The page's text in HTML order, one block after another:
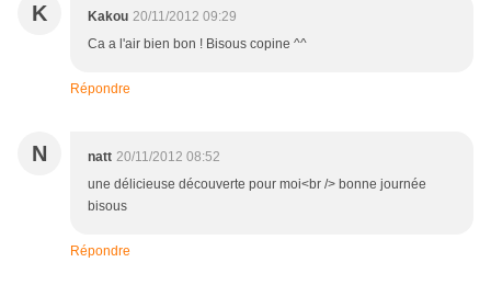
K Kakou 20/11/2012 09:29
Ca a l'air bien bon ! Bisous copine ^^
Répondre
N natt 20/11/2012 08:52
une délicieuse découverte pour moi<br /> bonne journée
bisous
Répondre